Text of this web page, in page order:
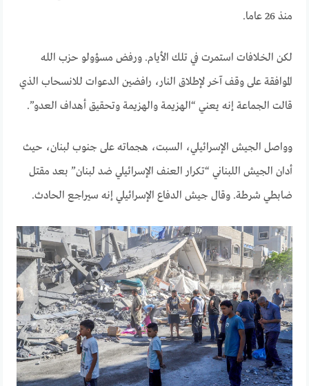
منذ 26 عاما.
لكن الخلافات استمرت في تلك الأيام. ورفض مسؤولو حزب الله
الموافقة على وقف آخر لإطلاق النار، رافضين الدعوات للانسحاب الذي
قالت الجماعة إنه يعني “الهزيمة والهزيمة وتحقيق أهداف العدو”.
وواصل الجيش الإسرائيلي، السبت، هجماته على جنوب لبنان، حيث
أدان الجيش اللبناني “تكرار العنف الإسرائيلي ضد لبنان” بعد مقتل
ضابطي شرطة. وقال جيش الدفاع الإسرائيلي إنه سيراجع الحادث.